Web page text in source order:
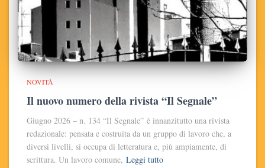
NOVITÀ
Il nuovo numero della rivista “Il Segnale”
Giugno 2026 – n. 134 “Il Segnale” è innanzitutto una rivista
redazionale: pensata e costruita da un gruppo di lavoro che, a
diversi livelli, si occupa di letteratura e, più ampiamente, di
scrittura. Un lavoro comune, Leggi tutto